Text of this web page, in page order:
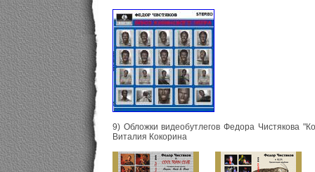
9) Обложки видеобутлегов Федора Чистякова
Виталия Кокорина